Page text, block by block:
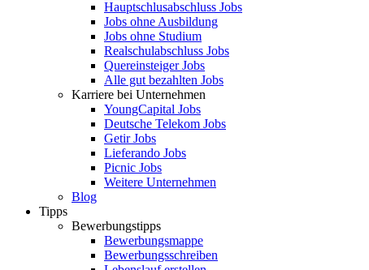
Hauptschlusabschluss Jobs
Jobs ohne Ausbildung
Jobs ohne Studium
Realschulabschluss Jobs
Quereinsteiger Jobs
Alle gut bezahlten Jobs
Karriere bei Unternehmen
YoungCapital Jobs
Deutsche Telekom Jobs
Getir Jobs
Lieferando Jobs
Picnic Jobs
Weitere Unternehmen
Blog
Tipps
Bewerbungstipps
Bewerbungsmappe
Bewerbungsschreiben